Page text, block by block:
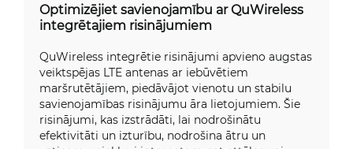
Optimizējiet savienojamību ar QuWireless
integrētajiem risinājumiem
QuWireless integrētie risinājumi apvieno augstas
veiktspējas LTE antenas ar iebūvētiem
maršrutētājiem, piedāvājot vienotu un stabilu
savienojamības risinājumu āra lietojumiem. Šie
risinājumi, kas izstrādāti, lai nodrošinātu
efektivitāti un izturību, nodrošina ātru un